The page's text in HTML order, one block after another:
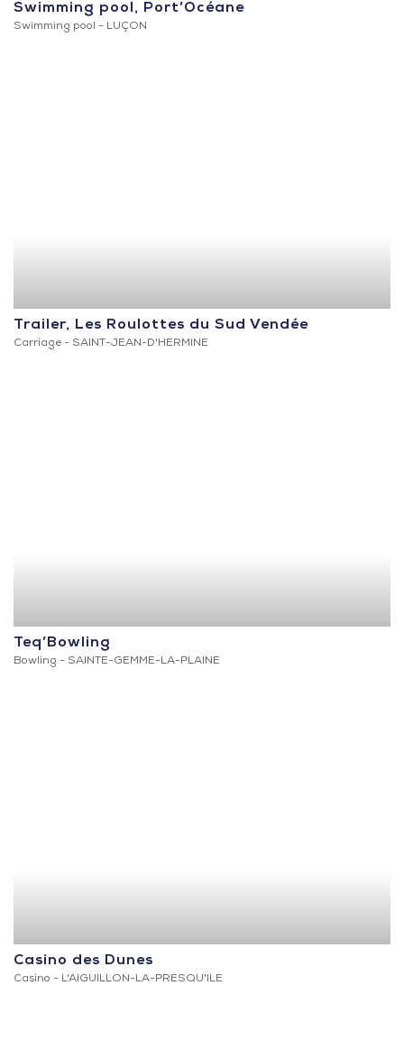
Swimming pool, Port’Océane
Swimming pool - LUÇON
Trailer, Les Roulottes du Sud Vendée
Carriage - SAINT-JEAN-D'HERMINE
Teq’Bowling
Bowling - SAINTE-GEMME-LA-PLAINE
Casino des Dunes
Casino - L'AIGUILLON-LA-PRESQU'ILE